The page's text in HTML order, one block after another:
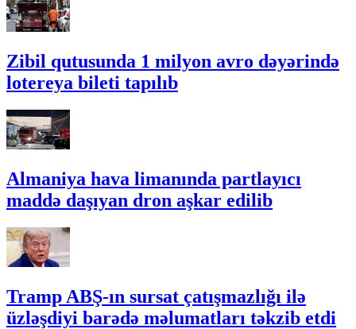
Zibil qutusunda 1 milyon avro dəyərində
lotereya bileti tapılıb
Almaniya hava limanında partlayıcı
maddə daşıyan dron aşkar edilib
Tramp ABŞ-ın sursat çatışmazlığı ilə
üzləşdiyi barədə məlumatları təkzib etdi